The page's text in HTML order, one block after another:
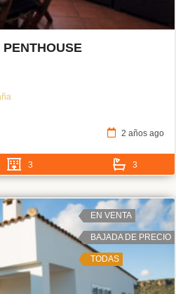
2 años ago
3 3
EN VENTA
BAJADA DE PRECIO
TODAS